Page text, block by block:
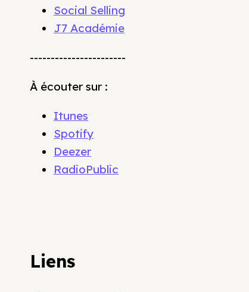
Social Selling
J7 Académie
-----------------------
À écouter sur :
Itunes
Spotify
Deezer
RadioPublic
Liens